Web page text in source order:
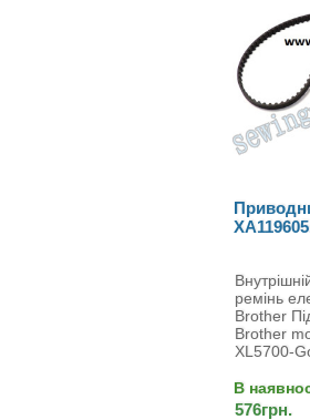
ремінь
Brother
Brother
XL5700-
В
576грн.